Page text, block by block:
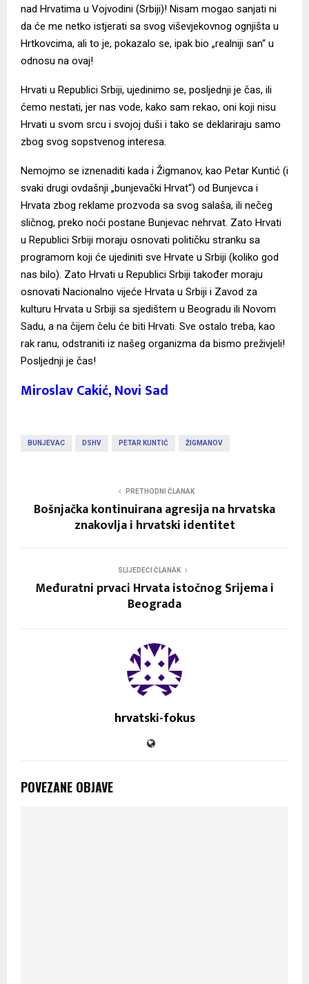
nad Hrvatima u Vojvodini (Srbiji)! Nisam mogao sanjati ni
da će me netko istjerati sa svog viševjekovnog ognjišta u
Hrtkovcima, ali to je, pokazalo se, ipak bio „realniji san“ u
odnosu na ovaj!
Hrvati u Republici Srbiji, ujedinimo se, posljednji je čas, ili
ćemo nestati, jer nas vode, kako sam rekao, oni koji nisu
Hrvati u svom srcu i svojoj duši i tako se deklariraju samo
zbog svog sopstvenog interesa.
Nemojmo se iznenaditi kada i Žigmanov, kao Petar Kuntić (i
svaki drugi ovdašnji „bunjevački Hrvat“) od Bunjevca i
Hrvata zbog reklame prozvoda sa svog salaša, ili nečeg
sličnog, preko noći postane Bunjevac nehrvat. Zato Hrvati
u Republici Srbiji moraju osnovati političku stranku sa
programom koji će ujediniti sve Hrvate u Srbiji (koliko god
nas bilo). Zato Hrvati u Republici Srbiji također moraju
osnovati Nacionalno vijeće Hrvata u Srbiji i Zavod za
kulturu Hrvata u Srbiji sa sjedištem u Beogradu ili Novom
Sadu, a na čijem čelu će biti Hrvati. Sve ostalo treba, kao
rak ranu, odstraniti iz našeg organizma da bismo preživjeli!
Posljednji je čas!
Miroslav Cakić, Novi Sad
BUNJEVAC DSHV PETAR KUNTIĆ ŽIGMANOV
PRETHODNI ČLANAK
Bošnjačka kontinuirana agresija na hrvatska
znakovlja i hrvatski identitet
SLIJEDEĆI ČLANAK
Međuratni prvaci Hrvata istočnog Srijema i
Beograda
hrvatski-fokus
POVEZANE OBJAVE